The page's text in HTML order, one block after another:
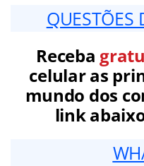
QUESTÕES
Receba
celular as
mundo dos
link